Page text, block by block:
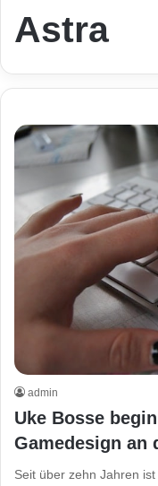
Astra
admin
Uke Bosse
Gamedesign an
Seit über zehn Jahren